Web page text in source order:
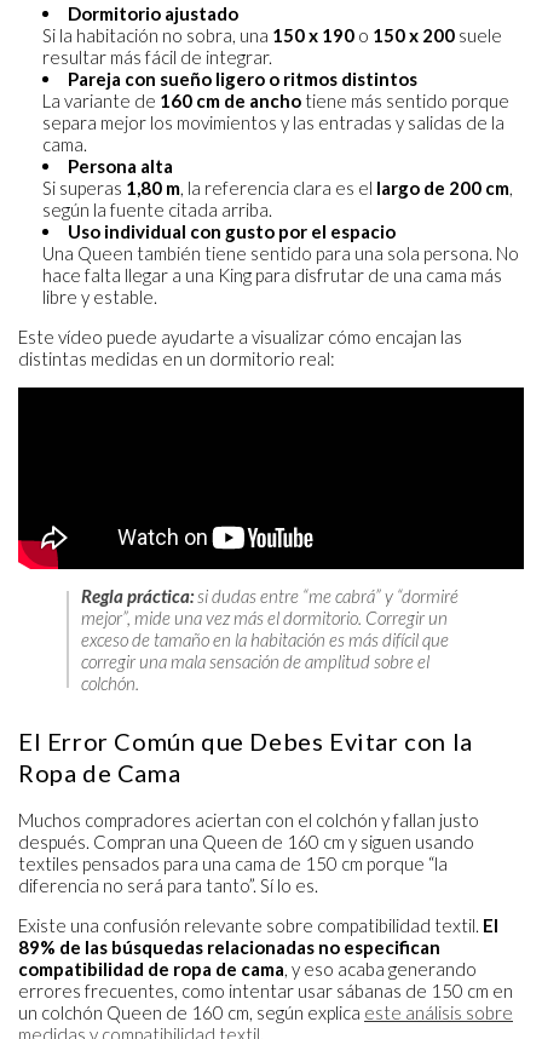
Dormitorio ajustado
Si la habitación no sobra, una 150 x 190 o 150 x 200 suele
resultar más fácil de integrar.
Pareja con sueño ligero o ritmos distintos
La variante de 160 cm de ancho tiene más sentido porque
separa mejor los movimientos y las entradas y salidas de la
cama.
Persona alta
Si superas 1,80 m, la referencia clara es el largo de 200 cm,
según la fuente citada arriba.
Uso individual con gusto por el espacio
Una Queen también tiene sentido para una sola persona. No
hace falta llegar a una King para disfrutar de una cama más
libre y estable.
Este vídeo puede ayudarte a visualizar cómo encajan las
distintas medidas en un dormitorio real:
Regla práctica:si dudas entre “me cabrá” y “dormiré
mejor”, mide una vez más el dormitorio. Corregir un
exceso de tamaño en la habitación es más difícil que
corregir una mala sensación de amplitud sobre el
colchón.
El Error Común que Debes Evitar con la
Ropa de Cama
Muchos compradores aciertan con el colchón y fallan justo
después. Compran una Queen de 160 cm y siguen usando
textiles pensados para una cama de 150 cm porque “la
diferencia no será para tanto”. Sí lo es.
Existe una confusión relevante sobre compatibilidad textil. El
89% de las búsquedas relacionadas no especifican
compatibilidad de ropa de cama, y eso acaba generando
errores frecuentes, como intentar usar sábanas de 150 cm en
un colchón Queen de 160 cm, según explica este análisis sobre
medidas y compatibilidad textil.